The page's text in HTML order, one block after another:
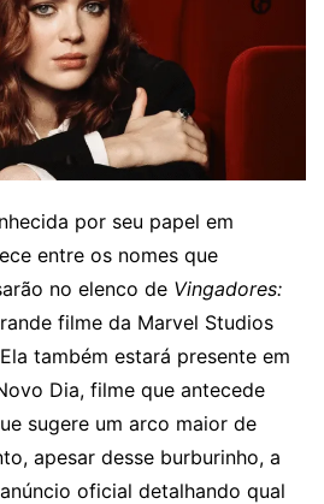
por seu papel em
entre os nomes que
no elenco de Vingadores:
filme da Marvel Studios
também estará presente em
Dia, filme que antecede
sugere um arco maior de
apesar desse burburinho, a
oficial detalhando qual